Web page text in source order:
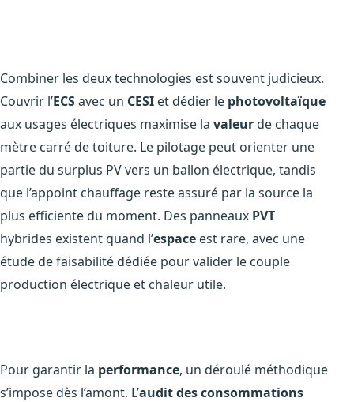
Combiner les deux technologies est souvent judicieux.
Couvrir l’ECSavec un CESI et dédier le photovoltaïque
aux usages électriques maximise la valeurde chaque
mètre carré de toiture. Le pilotage peut orienter une
partie du surplus PV vers un ballon électrique, tandis
que l’appoint chauffage reste assuré par la source la
plus efficiente du moment. Des panneaux PVT
hybrides existent quand l’espace est rare, avec une
étude de faisabilité dédiée pour valider le couple
production électrique et chaleur utile.
Pour garantir la performance, un déroulé méthodique
s’impose dès l’amont. L’audit des consommations